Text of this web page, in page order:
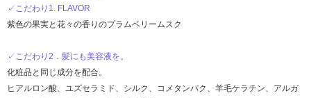
✓こだわり1. FLAVOR
紫色の果実と花々の香りのプラムベリームスク
✓こだわり2．髪にも美容液を。
化粧品と同じ成分を配合。
ヒアルロン酸、ユズセラミド、シルク、コメタンパク、羊毛ケラチン、アルガ